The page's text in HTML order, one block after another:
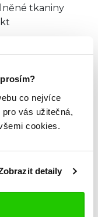
co nejvíce
vás užitečná,
cookies.
detaily
tkaniny